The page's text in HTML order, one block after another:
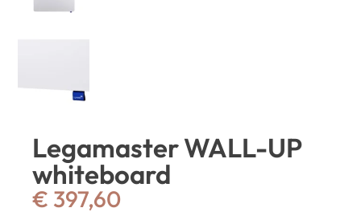
Legamaster WALL-UP
whiteboard
€ 397,60